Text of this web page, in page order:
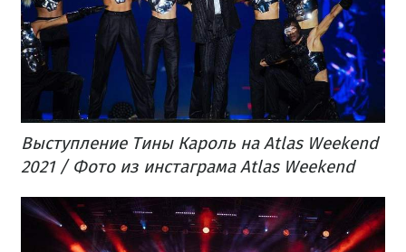
Выступление Тины Кароль на Atlas Weekend
2021 / Фото из инстаграма Atlas Weekend